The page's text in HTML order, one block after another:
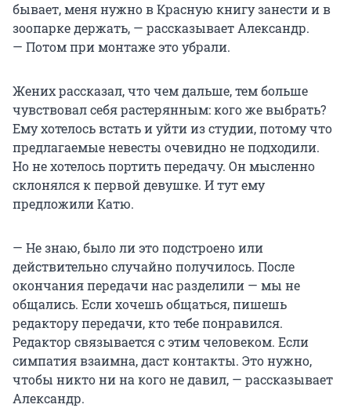
бывает, меня нужно в Красную книгу занести и в
зоопарке держать, — рассказывает Александр.
— Потом при монтаже это убрали.
Жених рассказал, что чем дальше, тем больше
чувствовал себя растерянным: кого же выбрать?
Ему хотелось встать и уйти из студии, потому что
предлагаемые невесты очевидно не подходили.
Но не хотелось портить передачу. Он мысленно
склонялся к первой девушке. И тут ему
предложили Катю.
— Не знаю, было ли это подстроено или
действительно случайно получилось. После
окончания передачи нас разделили — мы не
общались. Если хочешь общаться, пишешь
редактору передачи, кто тебе понравился.
Редактор связывается с этим человеком. Если
симпатия взаимна, даст контакты. Это нужно,
чтобы никто ни на кого не давил, — рассказывает
Александр.